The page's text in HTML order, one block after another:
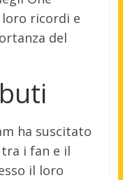
ricordi e
del
ha suscitato
i fan e il
il loro